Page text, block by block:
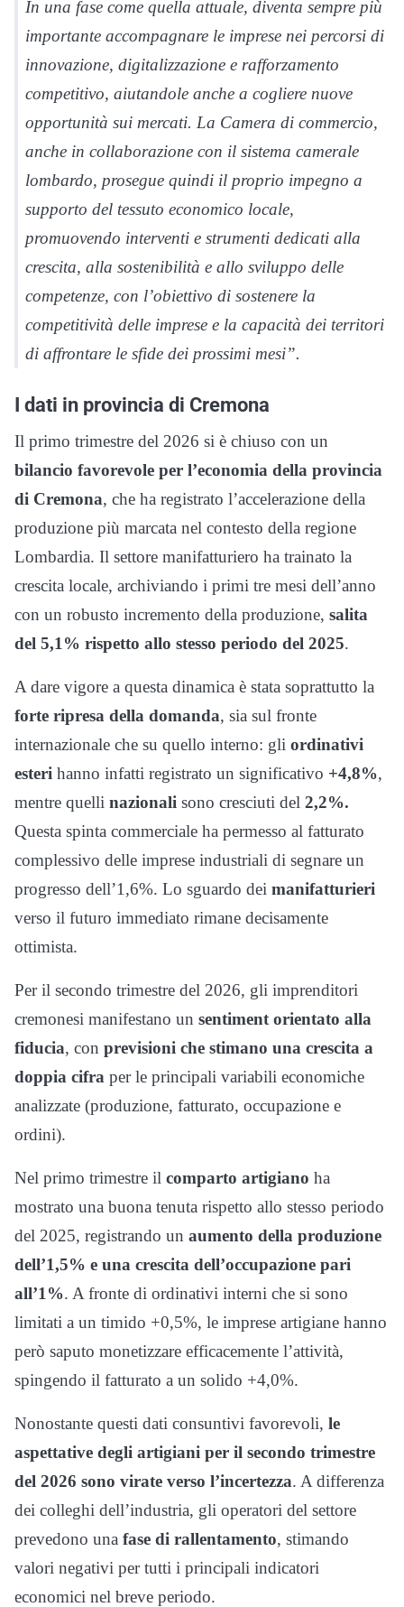
In una fase come quella attuale, diventa sempre più
importante accompagnare le imprese nei percorsi di
innovazione, digitalizzazione e rafforzamento
competitivo, aiutandole anche a cogliere nuove
opportunità sui mercati. La Camera di commercio,
anche in collaborazione con il sistema camerale
lombardo, prosegue quindi il proprio impegno a
supporto del tessuto economico locale,
promuovendo interventi e strumenti dedicati alla
crescita, alla sostenibilità e allo sviluppo delle
competenze, con l’obiettivo di sostenere la
competitività delle imprese e la capacità dei territori
di affrontare le sfide dei prossimi mesi”.
I dati in provincia di Cremona
Il primo trimestre del 2026 si è chiuso con un
bilancio favorevole per l’economia della provincia
di Cremona, che ha registrato l’accelerazione della
produzione più marcata nel contesto della regione
Lombardia. Il settore manifatturiero ha trainato la
crescita locale, archiviando i primi tre mesi dell’anno
con un robusto incremento della produzione, salita
del 5,1% rispetto allo stesso periodo del 2025.
A dare vigore a questa dinamica è stata soprattutto la
forte ripresa della domanda, sia sul fronte
internazionale che su quello interno: gli ordinativi
esteri hanno infatti registrato un significativo +4,8%,
mentre quelli nazionali sono cresciuti del 2,2%.
Questa spinta commerciale ha permesso al fatturato
complessivo delle imprese industriali di segnare un
progresso dell’1,6%. Lo sguardo dei manifatturieri
verso il futuro immediato rimane decisamente
ottimista.
Per il secondo trimestre del 2026, gli imprenditori
cremonesi manifestano un sentiment orientato alla
fiducia, con previsioni che stimano una crescita a
doppia cifra per le principali variabili economiche
analizzate (produzione, fatturato, occupazione e
ordini).
Nel primo trimestre il comparto artigiano ha
mostrato una buona tenuta rispetto allo stesso periodo
del 2025, registrando un aumento della produzione
dell’1,5% e una crescita dell’occupazione pari
all’1%. A fronte di ordinativi interni che si sono
limitati a un timido +0,5%, le imprese artigiane hanno
però saputo monetizzare efficacemente l’attività,
spingendo il fatturato a un solido +4,0%.
Nonostante questi dati consuntivi favorevoli, le
aspettative degli artigiani per il secondo trimestre
del 2026 sono virate verso l’incertezza. A differenza
dei colleghi dell’industria, gli operatori del settore
prevedono una fase di rallentamento, stimando
valori negativi per tutti i principali indicatori
economici nel breve periodo.